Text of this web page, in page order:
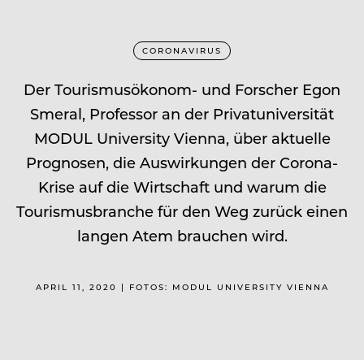
CORONAVIRUS
Der Tourismusökonom- und Forscher Egon
Smeral, Professor an der Privatuniversität
MODUL University Vienna, über aktuelle
Prognosen, die Auswirkungen der Corona-
Krise auf die Wirtschaft und warum die
Tourismusbranche für den Weg zurück einen
langen Atem brauchen wird.
APRIL 11, 2020 | FOTOS: MODUL UNIVERSITY VIENNA